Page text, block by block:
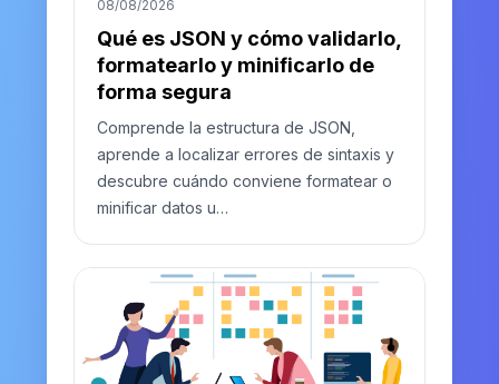
08/08/2026
Qué es JSON y cómo validarlo,
formatearlo y minificarlo de
forma segura
Comprende la estructura de JSON,
aprende a localizar errores de sintaxis y
descubre cuándo conviene formatear o
minificar datos u…